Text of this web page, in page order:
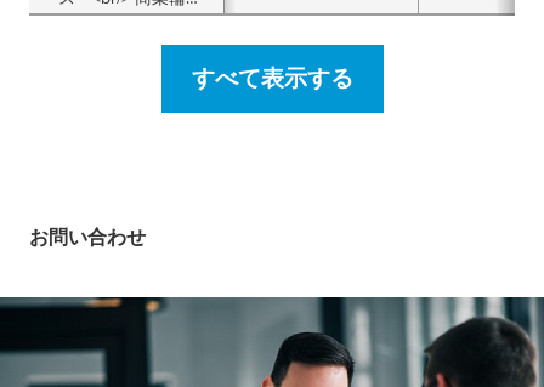
専用スプライス両面
すべて表示する
お問い合わせ